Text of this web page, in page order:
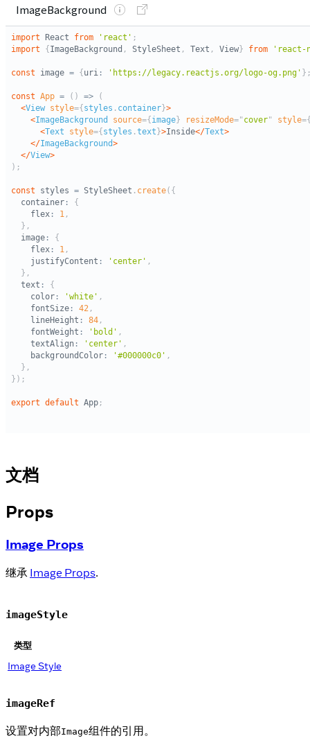
文档
Props
Image Props
继承 Image Props.
imageStyle
类型
Image Style
imageRef
设置对内部Image组件的引用。